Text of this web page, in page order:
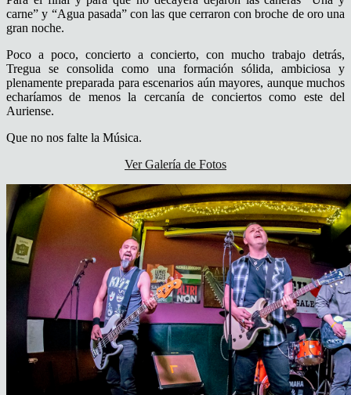
carne” y “Agua pasada” con las que cerraron con broche de oro una
gran noche.
Poco a poco, concierto a concierto, con mucho trabajo detrás,
Tregua se consolida como una formación sólida, ambiciosa y
plenamente preparada para escenarios aún mayores, aunque muchos
echaríamos de menos la cercanía de conciertos como este del
Auriense.
Que no nos falte la Música.
Ver Galería de Fotos